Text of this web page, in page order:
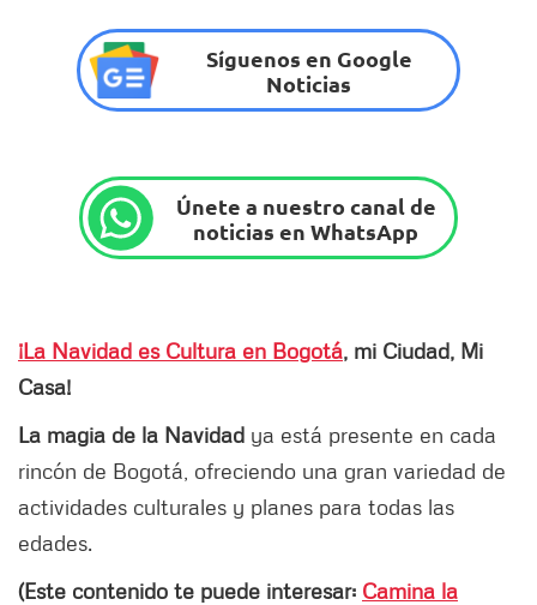
Síguenos en Google
Noticias
Únete a nuestro canal de
noticias en WhatsApp
¡La Navidad es Cultura en Bogotá, mi Ciudad, Mi
Casa!
La magia de la Navidad ya está presente en cada
rincón de Bogotá, ofreciendo una gran variedad de
actividades culturales y planes para todas las
edades.
(Este contenido te puede interesar: Camina la